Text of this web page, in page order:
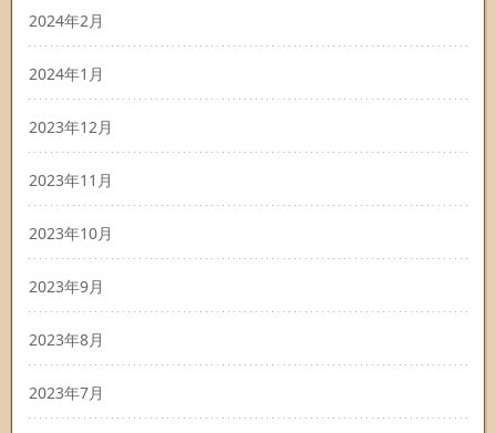
2024年2月
2024年1月
2023年12月
2023年11月
2023年10月
2023年9月
2023年8月
2023年7月